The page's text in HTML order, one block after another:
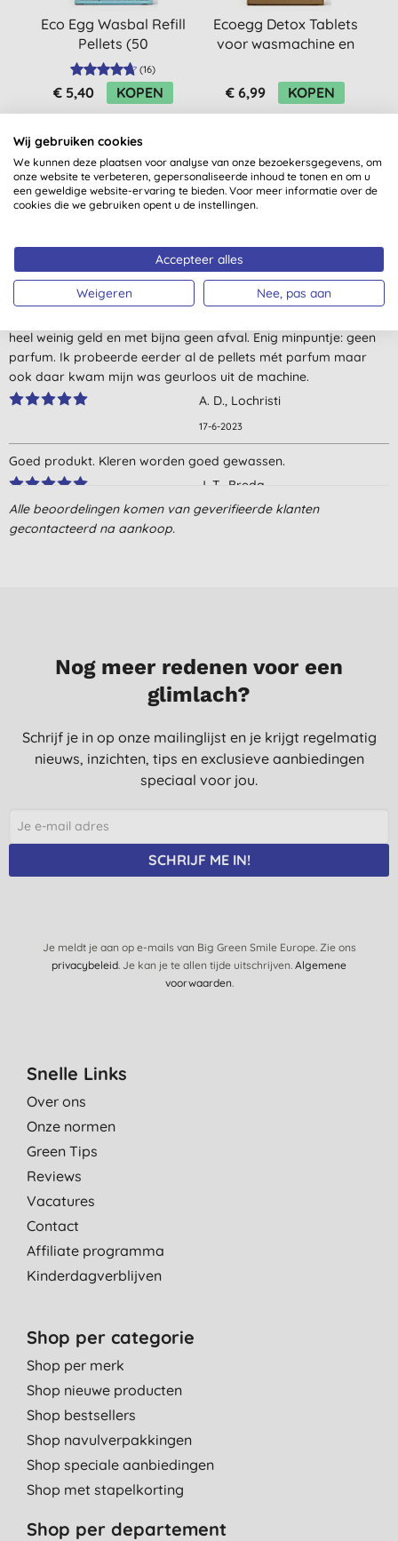
Eco Egg Wasbal Refill
Pellets (50
wasbeurten) - Fresh
Linen
(16)
€ 5,40 KOPEN
Ecoegg Detox Tablets
voor wasmachine en
€ 6,99
KOPEN
van 5 (3 beoordelingen
heel weinig geld en met bijna geen afval. Enig minpuntje: geen
parfum. Ik probeerde eerder al de pellets mét parfum maar
ook daar kwam mijn was geurloos uit de machine.
A. D., Lochristi
17-6-2023
Goed produkt. Kleren worden goed gewassen.
J. T., Breda
23-5-2023
Alle beoordelingen komen van geverifieerde klanten
gecontacteerd na aankoop.
Nog meer redenen voor een
glimlach?
Schrijf je in op onze mailinglijst en je krijgt regelmatig
nieuws, inzichten, tips en exclusieve aanbiedingen
speciaal voor jou.
SCHRIJF ME IN!
Je meldt je aan op e-mails van Big Green Smile Europe. Zie ons
privacybeleid. Je kan je te allen tijde uitschrijven. Algemene
voorwaarden.
Snelle Links
Over ons
Onze normen
Green Tips
Reviews
Vacatures
Contact
Affiliate programma
Kinderdagverblijven
Shop per categorie
Shop per merk
Shop nieuwe producten
Shop bestsellers
Shop navulverpakkingen
Shop speciale aanbiedingen
Shop met stapelkorting
Shop per departement
Wij gebruiken cookies
We kunnen deze plaatsen voor analyse van onze bezoekersgegevens, om
onze website te verbeteren, gepersonaliseerde inhoud te tonen en om u
een geweldige website-ervaring te bieden. Voor meer informatie over de
cookies die we gebruiken opent u de instellingen.
Accepteer alles
Weigeren Nee, pas aan